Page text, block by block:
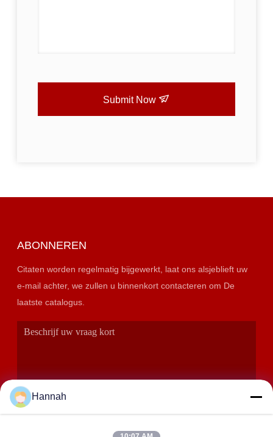
Submit Now
ABONNEREN
Citaten worden regelmatig bijgewerkt, laat ons alsjeblieft uw
e-mail achter, we zullen u binnenkort contacteren om De
laatste catalogus.
Hannah